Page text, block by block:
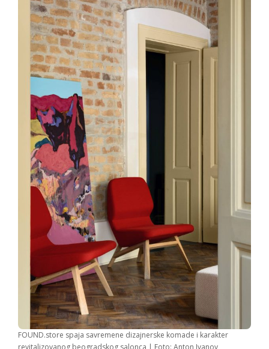
FOUND.store spaja savremene dizajnerske komade i karakter